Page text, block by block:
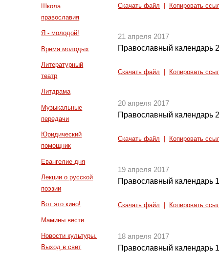
Школа
православия
Я - молодой!
Время молодых
Литературный
театр
Литдрама
Музыкальные
передачи
Юридический
помощник
Евангелие дня
Лекции о русской
поэзии
Вот это кино!
Мамины вести
Новости культуры.
Выход в свет
Скачать файл Копировать
21 апреля 2017
Православный календарь
Скачать файл Копировать
20 апреля 2017
Православный календарь
Скачать файл Копировать
19 апреля 2017
Православный календарь
Скачать файл Копировать
18 апреля 2017
Православный календарь